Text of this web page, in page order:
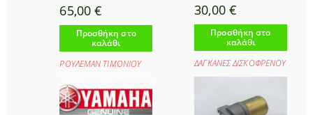
65,00€
Προσθήκη στο
καλάθι
ΡΟΥΛΕΜΑΝ ΤΙΜΟΝΙΟΥ
30,00 €
Προσθήκη στο
καλάθι
ΔΑΓΚΑΝΕΣ ΔΙΣΚΟΦΡΕΝΟΥ